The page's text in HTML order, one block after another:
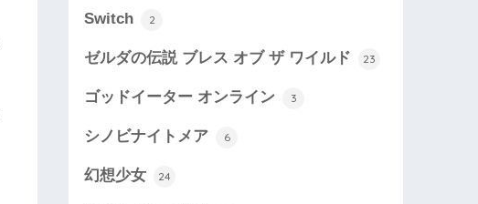
Switch 2
ゼルダの伝説 ブレス オブ ザ ワイルド 23
ゴッドイーター オンライン 3
シノビナイトメア 6
幻想少女 24